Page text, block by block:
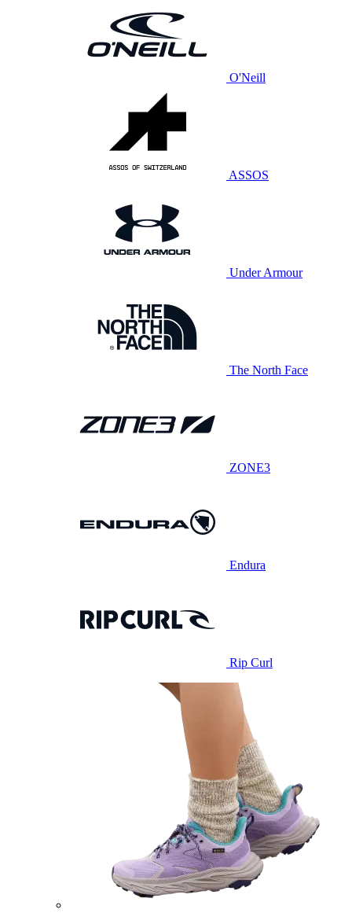
O'Neill
ASSOS
Under Armour
The North Face
ZONE3
Endura
Rip Curl